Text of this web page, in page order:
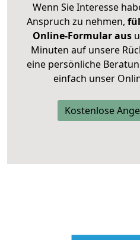
Wenn Sie Interesse
Anspruch zu nehmen,
Online-Formular aus
Minuten auf unsere
eine persönliche
einfach unser
Kostenlose